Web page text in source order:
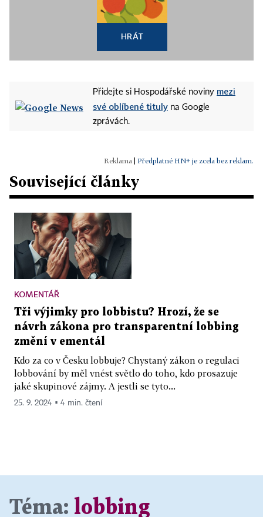
HRÁT
Přidejte si Hospodářské noviny mezi
své oblíbené tituly na Google
zprávách.
Předplatné HN+ je zcela bez reklam.
Související články
KOMENTÁŘ
Tři výjimky pro lobbistu? Hrozí, že se
návrh zákona pro transparentní lobbing
změní v ementál
Kdo za co v Česku lobbuje? Chystaný zákon o regulaci
lobbování by měl vnést světlo do toho, kdo prosazuje
jaké skupinové zájmy. A jestli se tyto...
25. 9. 2024 ▪ 4 min. čtení
Téma: lobbing